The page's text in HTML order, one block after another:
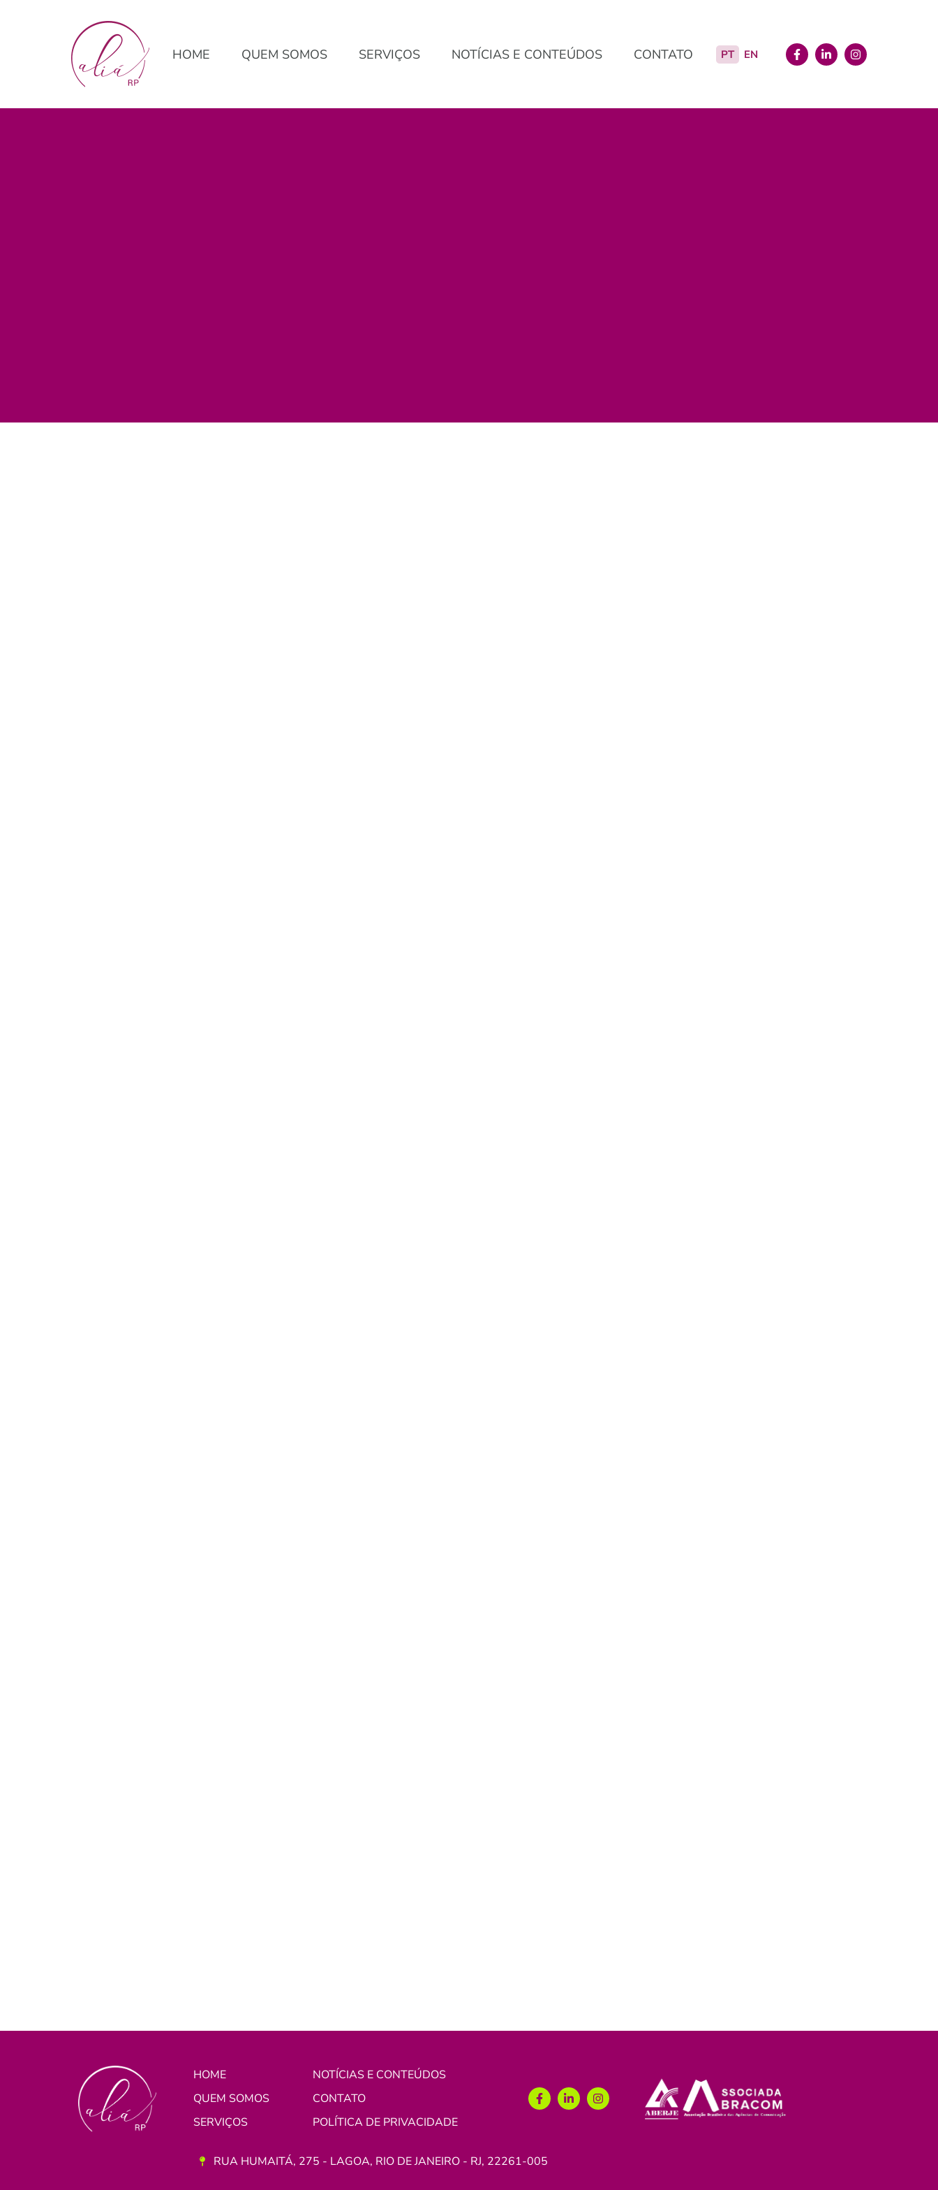
HOME QUEM SOMOS SERVIÇOS NOTÍCIAS E CONTEÚDOS CONTATO PT EN
HOME
QUEM SOMOS
SERVIÇOS
NOTÍCIAS E CONTEÚDOS
CONTATO
POLÍTICA DE PRIVACIDADE
RUA HUMAITÁ, 275 - LAGOA, RIO DE JANEIRO - RJ, 22261-005